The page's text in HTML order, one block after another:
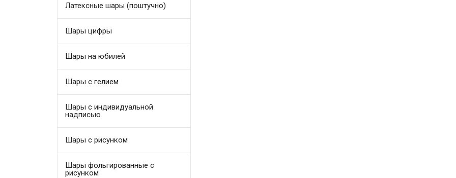
Латексные шары (поштучно)
Шары цифры
Шары на юбилей
Шары с гелием
Шары с индивидуальной
надписью
Шары с рисунком
Шары фольгированные с
рисунком